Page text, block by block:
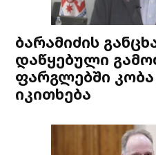
ბარამიძის
დაწყებული
ფარგლებში
იკითხება